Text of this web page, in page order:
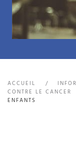
ACCUEIL
CONTRE LE CANCER
ENFANTS